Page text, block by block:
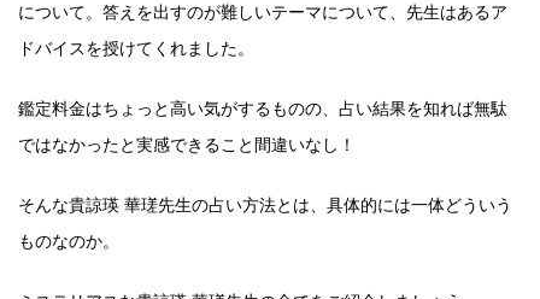
について。答えを出すのが難しいテーマについて、先生はあるア
ドバイスを授けてくれました。
鑑定料金はちょっと高い気がするものの、占い結果を知れば無駄
ではなかったと実感できること間違いなし！
そんな貴諒瑛 華瑳先生の占い方法とは、具体的には一体どういう
ものなのか。